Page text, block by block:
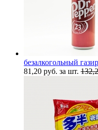
безалкогольный
81,20 руб. за шт.